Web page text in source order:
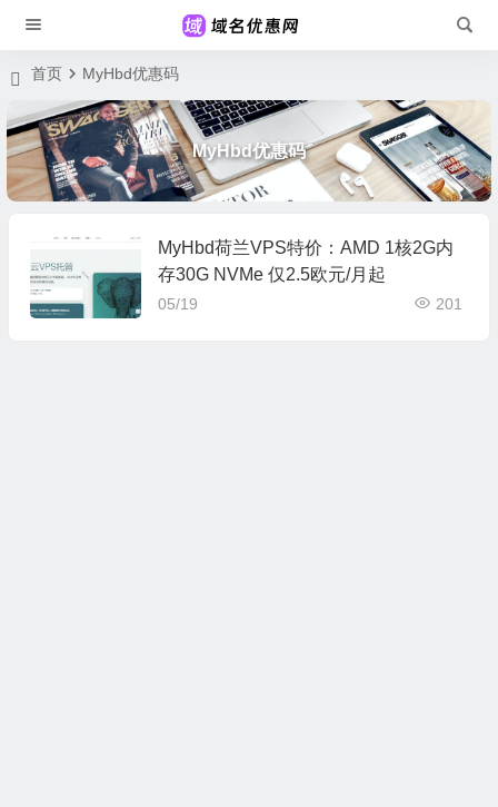
首页 MyHbd优惠码
MyHbd优惠码
MyHbd荷兰VPS特价：AMD 1核2G内
存30G NVMe 仅2.5欧元/月起
05/19 201